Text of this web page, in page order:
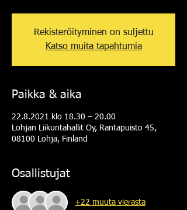
Rekisteröityminen on suljettu
Katso muita tapahtumia
Paikka & aika
22.8.2021 klo 18.30 – 20.00
Lohjan Liikuntahallit Oy, Rantapuisto 45,
08100 Lohja, Finland
Osallistujat
+22 muuta vierasta